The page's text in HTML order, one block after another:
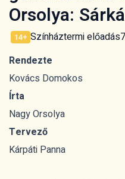
Orsolya:
14+ Színháztermi előadás
Rendezte
Kovács Domokos
Írta
Nagy Orsolya
Tervező
Kárpáti Panna